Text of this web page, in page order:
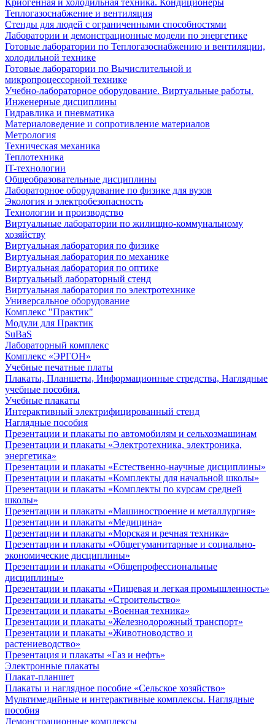
Криогенная и холодильная техника. Кондиционеры
Теплогазоснабжение и вентиляция
Стенды для людей с ограниченными способностями
Лаборатории и демонстрационные модели по энергетике
Готовые лаборатории по Теплогазоснабжению и вентиляции,
холодильной технике
Готовые лаборатории по Вычислительной и
микропроцессорной технике
Учебно-лабораторное оборудование. Виртуальные работы.
Инженерные дисциплины
Гидравлика и пневматика
Материаловедение и сопротивление материалов
Метрология
Техническая механика
Теплотехника
IT-технологии
Общеобразовательные дисциплины
Лабораторное оборудование по физике для вузов
Экология и электробезопасность
Технологии и производство
Виртуальные лаборатории по жилищно-коммунальному
хозяйству
Виртуальная лаборатория по физике
Виртуальная лаборатория по механике
Виртуальная лаборатория по оптике
Виртуальный лабораторный стенд
Виртуальная лаборатория по электротехнике
Универсальное оборудование
Комплекс "Практик"
Модули для Практик
SuBaS
Лабораторный комплекс
Комплекс «ЭРГОН»
Учебные печатные платы
Плакаты, Планшеты, Информационные стредства, Наглядные
учебные пособия.
Учебные плакаты
Интерактивный электрифицированный стенд
Наглядные пособия
Презентации и плакаты по автомобилям и сельхозмашинам
Презентации и плакаты «Электротехника, электроника,
энергетика»
Презентации и плакаты «Естественно-научные дисциплины»
Презентации и плакаты «Комплекты для начальной школы»
Презентации и плакаты «Комплекты по курсам средней
школы»
Презентации и плакаты «Машиностроение и металлургия»
Презентации и плакаты «Медицина»
Презентации и плакаты «Морская и речная техника»
Презентации и плакаты «Общегуманитарные и социально-
экономические дисциплины»
Презентации и плакаты «Общепрофессиональные
дисциплины»
Презентации и плакаты «Пищевая и легкая промышленность»
Презентации и плакаты «Строительство»
Презентации и плакаты «Военная техника»
Презентации и плакаты «Железнодорожный транспорт»
Презентации и плакаты «Животноводство и
растениеводство»
Презентация и плакаты «Газ и нефть»
Электронные плакаты
Плакат-планшет
Плакаты и наглядное пособие «Сельское хозяйство»
Мультимедийные и интерактивные комплексы. Наглядные
пособия
Демонстрационные комплексы